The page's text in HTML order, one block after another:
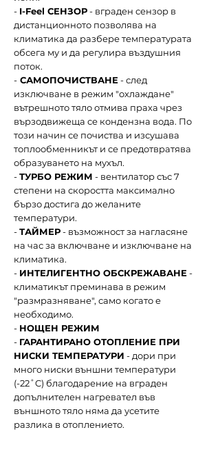
- I-Feel СЕНЗОР- вграден сензор в
дистанционното позволява на
климатика да разбере температурата
обсега му и да регулира въздушния
поток.
- САМОПОЧИСТВАНЕ- след
изключване в режим "охлаждане"
вътрешното тяло отмива праха чрез
вързодвижеща се кондензна вода. По
този начин се почиства и изсушава
топлообменникът и се предотвратява
образуването на мухъл.
-ТУРБО РЕЖИМ - вентилатор със 7
степени на скоростта максимално
бързо достига до желаните
температури.
-ТАЙМЕР- възможност за нагласяне
на час за включване и изключване на
климатика.
- ИНТЕЛИГЕНТНО ОБСКРЕЖАВАНЕ-
климатикът преминава в режим
"размразняване", само когато е
необходимо.
- НОЩЕН РЕЖИМ
- ГАРАНТИРАНО ОТОПЛЕНИЕ ПРИ
НИСКИ ТЕМПЕРАТУРИ - дори при
много ниски външни температури
(-22˚C) благодарение на вграден
допълнителен нагревател във
външното тяло няма да усетите
разлика в отоплението.